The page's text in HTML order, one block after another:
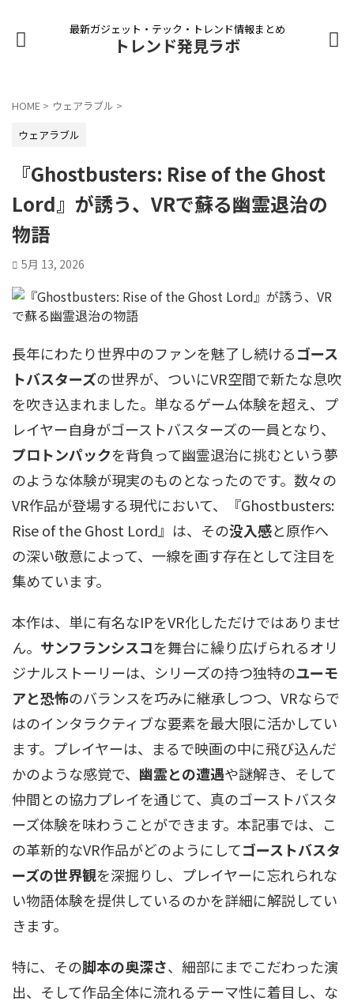
最新ガジェット・テック・トレンド情報まとめ
トレンド発見ラボ
HOME > ウェアラブル >
ウェアラブル
『Ghostbusters: Rise of the Ghost
Lord』が誘う、VRで蘇る幽霊退治の
物語
5月 13, 2026
長年にわたり世界中のファンを魅了し続けるゴース
トバスターズの世界が、ついにVR空間で新たな息吹
を吹き込まれました。単なるゲーム体験を超え、プ
レイヤー自身がゴーストバスターズの一員となり、
プロトンパックを背負って幽霊退治に挑むという夢
のような体験が現実のものとなったのです。数々の
VR作品が登場する現代において、『Ghostbusters:
Rise of the Ghost Lord』は、その没入感と原作へ
の深い敬意によって、一線を画す存在として注目を
集めています。
本作は、単に有名なIPをVR化しただけではありませ
ん。 サンフランシスコを舞台に繰り広げられるオリ
ジナルストーリーは、シリーズの持つ独特のユーモ
アと恐怖のバランスを巧みに継承しつつ、VRならで
はのインタラクティブな要素を最大限に活かしてい
ます。プレイヤーは、まるで映画の中に飛び込んだ
かのような感覚で、 幽霊との遭遇や謎解き、そして
仲間との協力プレイを通じて、真のゴーストバスタ
ーズ体験を味わうことができます。本記事では、こ
の革新的なVR作品がどのようにしてゴーストバスタ
ーズの世界観を深掘りし、プレイヤーに忘れられな
い物語体験を提供しているのかを詳細に解説してい
きます。
特に、その脚本の奥深さ、細部にまでこだわった演
出、そして作品全体に流れるテーマ性に着目し、な